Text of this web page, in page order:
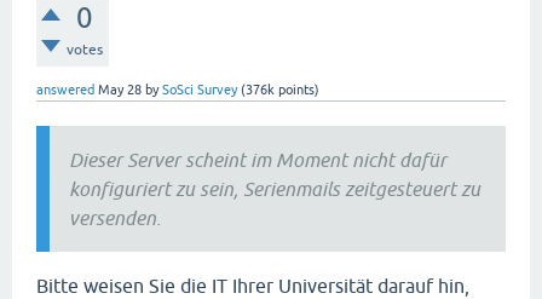
0
votes
answered May 28 bySoSci Survey (376k points)
Dieser Server scheint im Moment nicht dafür
konfiguriert zu sein, Serienmails zeitgesteuert zu
versenden.
Bitte weisen Sie die IT Ihrer Universität darauf hin,